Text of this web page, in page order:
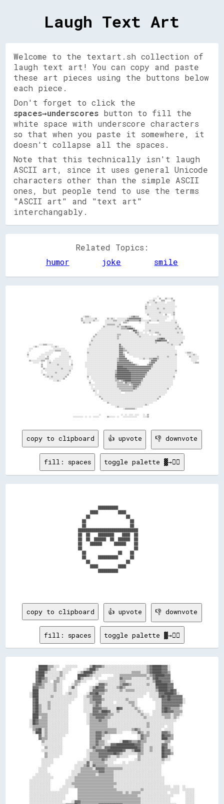
Laugh Text Art
Welcome to the textart.sh collection of
laugh text art! You can copy and paste
these art pieces using the buttons below
each piece.
Don't forget to click the
spaces→underscores button to fill the
white space with underscore characters
so that when you paste it somewhere, it
doesn't collapse all the spaces.
Note that this technically isn't laugh
ASCII art, since it uses general Unicode
characters other than the simple ASCII
ones, but people tend to use the terms
"ASCII art" and "text art"
interchangably.
Related Topics:
humor
joke smile
copy to clipboard 👍 upvote 👎 downvote
fill: spaces toggle palette ▓→✊🏽
                              ██████████
                          ████          ████
                        ██                  ██
                      ██                      ██
                      ██                      ██
                    ██████████████████████████████
                    ██  ██    ████████    ████  ██
                    ██  ██  ██████  ██  ██████  ██
                    ██    ██████      ██████    ██
                    ██                          ██
                      ██                ██    ██
                      ██      ██████████      ██
                        ██                  ██
                          ████          ████
                              ██████████
copy to clipboard 👍 upvote 👎 downvote
fill: spaces toggle palette ▓→✊🏽
      ██████▒▒▒▒░░░░    ░░░░░░░░        ▒▒██▓▓▓▓▒▒░░░░░░░░░░░░░░░░░░░░░░░░░░░░▒▒▓▓██████▓▓▓▓░░
    ░░██████▒▒░░░░    ░░░░░░        ░░▒▒████▒▒░░░░░░░░░░░░░░░░░░░░░░░░░░░░░░░░▒▒▓▓██████▓▓▓▓░░
    ▓▓████▒▒░░░░░░░░▒▒░░░░      ░░▒▒██████▒▒░░░░░░░░░░░░░░░░░░░░░░░░▒▒▒▒▒▒░░░░▒▒▓▓██████▓▓▓▓▒▒
    ▓▓████░░░░░░░░░░▒▒░░        ██████▓▓▒▒░░░░░░        ░░░░▒▒▒▒▒▒▒▒▒▒▒▒▒▒▒▒▒▒░░▒▒▓▓██████▓▓▓▓
    ▓▓██▓▓▒▒░░░░░░▒▒░░░░        ██▒▒░░░░░░  ░░      ░░░░░░░░▓▓▒▒▒▒▒▒░░░░░░░░░░▒▒░░▓▓██▓▓▓▓▓▓▓▓
    ▓▓██▒▒▒▒░░  ▒▒▒▒░░        ▒▒▒▒░░░░        ░░░░░░░░░░░░░░▒▒▒▒░░░░░░░░░░░░░░░░░░▒▒████▓▓▓▓▓▓░░
  ▒▒▓▓▓▓▒▒░░░░░░▒▒░░░░      ░░▒▒░░          ░░▓▓▓▓▒▒░░░░░░░░▒▒▓▓▓▓▒▒░░░░░░░░░░▒▒░░░░████████▓▓▓▓
  ▓▓▓▓▒▒▒▒░░░░░░▒▒░░░░    ░░▓▓░░        ░░▒▒██▓▓▓▓░░░░░░░░▒▒▓▓▒▒░░░░░░░░░░░░░░░░░░░░▓▓██████▓▓▓▓
  ████░░░░░░░░░░▒▒░░░░    ░░░░░░        ░░▓▓▓▓▓▓▓▓▒▒░░░░░░░░▒▒░░▒▒▒▒▒▒░░░░░░░░░░░░░░▒▒██████▓▓██▓▓
░░████░░░░░░░░░░░░░░░░  ░░▒▒░░░░      ░░▓▓▓▓██▒▒▒▒░░░░░░░░░░░░░░░░░░░░░░░░░░░░  ░░░░░░▓▓▓▓██████▓▓░░
░░████░░░░░░░░▒▒░░░░░░░░░░░░░░░░    ░░▒▒▒▒▓▓▓▓▓▓░░░░░░░░░░░░░░░░░░░░░░░░░░░░    ░░░░░░▓▓██▓▓██▓▓▓▓▓▓▓▓
  ▓▓██░░░░░░░░░░░░░░░░░░░░░░░░      ░░░░▒▒▓▓▓▓▓▓▒▒░░░░░░░░░░░░░░▒▒░░░░░░          ░░░░░░▓▓▓▓██▓▓▓▓▓▓▓▓░░
  ▓▓██░░░░░░▒▒░░░░░░░░░░░░░░        ░░░░▒▒▒▒▓▓▓▓░░░░░░░░  ░░░░░░░░▒▒▒▒░░            ░░░░▓▓▓▓▓▓▓▓▓▓▓▓▓▓░░
  ▓▓██▒▒░░░░▒▒░░░░░░░░░░░░          ░░░░░░▒▒▓▓▒▒░░░░░░░░░░░░░░░░░░░░▒▒░░            ░░░░▓▓▓▓▓▓▓▓▓▓▓▓▒▒
  ▓▓██▒▒░░░░▒▒░░░░░░░░░░░░          ░░░░░░▓▓▓▓▓▓▒▒▒▒░░░░░░██▓▓░░░░░░░░▒▒░░          ░░░░▓▓██▓▓▒▒▒▒▒▒░░
  ▓▓██▒▒░░░░░░░░░░░░░░░░░░          ░░░░░░▓▓▓▓▒▒████▓▓░░░░▒▒░░░░░░░░░░░░▒▒░░      ░░░░░░▓▓██▓▓▓▓▒▒▒▒▒▒
  ████▒▒▒▒▒▒░░░░░░░░░░░░░░            ░░▒▒▓▓▓▓▓▓▓▓▓▓▒▒▒▒░░░░░░░░░░░░░░░░░░▒▒░░░░  ░░░░░░▒▒▒▒▒▒░░▒▒▒▒░░
  ████░░▒▒▒▒░░░░░░░░░░░░░░            ░░▒▒▒▒▓▓▓▓▓▓▒▒▒▒░░░░░░░░░░░░░░░░░░░░░░▒▒░░░░░░░░░░░░▒▒▒▒░░▒▒░░
░░██▓▓▒▒▒▒▒▒░░░░░░░░░░░░░░            ░░▒▒▒▒▒▒▓▓▒▒▒▒░░░░░░░░░░░░░░░░░░░░░░░░░░░░░░░░░░░░░░░░░░░░░░
░░██▓▓▒▒▒▒▒▒░░░░░░░░░░░░░░            ░░▒▒▒▒▒▒▒▒▒▒▒▒░░░░░░░░░░░░░░░░░░░░░░░░░░▒▒░░░░░░░░░░░░░░░░
░░▒▒▒▒▒▒▒▒▒▒░░░░░░░░░░░░░░              ▒▒▒▒▒▒▒▒▒▒▒▒░░░░░░░░░░░░░░░░░░░░░░░░░░▒▒░░░░░░░░░░  ░░░░
  ▒▒▓▓██░░▒▒░░░░░░░░░░░░░░              ▒▒▒▒▒▒▒▒▒▒▒▒▒▒▒▒▒▒░░░░░░░░░░▒▒▓▓▒▒░░░░░░░░░░░░░░  ░░░░░░
  ░░████░░▒▒░░░░░░░░░░░░░░              ▒▒▒▒▓▓▓▓▒▒▓▓▒▒▒▒▒▒░░░░      ░░░░▓▓▒▒░░▒▒░░░░░░░░▓▓▓▓▒▒░░
      ▓▓░░▒▒░░░░░░░░░░░░                ▒▒▒▒▓▓▓▓▒▒░░░░                  ░░▓▓▒▒▒▒░░░░░░░░██▓▓▓▓▒▒
      ▓▓▒▒▒▒░░░░░░░░░░                  ▒▒▒▒▓▓▓▓░░░░░░                  ░░▓▓▒▒░░░░░░░░░░████▒▒▒▒
        ▒▒░░░░░░░░░░░░                  ▒▒▒▒▓▓▒▒▒▒░░        ░░████▓▓▒▒▒▒▓▓▒▒▒▒░░░░░░░░░░░░▒▒▒▒
        ░░░░░░░░░░░░░░                  ▒▒▒▒▓▓▒▒▒▒░░░░▓▓▓▓████████████▓▓▓▓▒▒░░░░░░░░░░░░▓▓▓▓░░
          ▒▒░░░░░░░░░░                  ▒▒▓▓▒▒▒▒░░▓▓▓▓██████████████████▓▓▒▒░░░░▒▒░░░░░░██▓▓░░░░
        ░░░░░░░░░░░░░░                ░░░░▒▒▓▓▓▓▓▓▓▓██████████▓▓░░░░▒▒████▒▒░░░░▒▒░░░░░░██▓▓▓▓░░
          ▒▒░░░░░░░░░░                ░░▒▒▒▒▒▒▓▓▓▓▓▓▓▓▓▓██▓▓▒▒░░░░░░░░░░▒▒▒▒░░░░░░░░░░░░██▓▓▓▓▒▒
          ▒▒░░░░░░░░                  ░░▒▒▒▒▒▒▓▓▓▓▓▓▒▒░░░░▒▒░░░░░░      ▒▒░░░░░░░░░░░░░░██▓▓░░
        ░░░░░░░░                    ░░░░▒▒▒▒▒▒▒▒▓▓▒▒░░░░░░            ░░▒▒░░░░░░░░░░░░░░▒▒░░░░
        ░░░░░░░░                ░░░░░░▓▓░░▒▒▒▒▒▒▒▒░░░░░░      ░░  ░░░░░░░░░░░░░░░░░░░░░░░░
        ░░░░░░                ░░░░░░▒▒▓▓░░▓▓▒▒▒▒▒▒▒▒░░░░░░░░░░░░░░░░░░░░░░░░░░░░░░░░░░░░
      ░░░░░░                  ░░░░▒▒▒▒▒▒▒▒░░▓▓▓▓▓▓▒▒▒▒▒▒▒▒▒▒▒▒░░░░░░░░░░░░░░░░░░░░░░░░░░
      ░░░░░░                ░░░░░░▒▒▒▒▒▒▒▒▒▒▒▒▓▓▓▓▒▒▒▒▒▒░░░░░░░░░░░░░░░░░░░░░░░░░░░░░░░░
    ░░░░░░░░░░              ░░░░▒▒▒▒▒▒▒▒▒▒▒▒░░▒▒▒▒▒▒▒▒▒▒░░░░░░░░░░░░░░░░░░░░░░░░░░░░░░░░
  ░░░░░░░░░░░░░░          ░░░░▒▒▒▒▒▒▒▒▒▒▒▒▒▒▒▒▒▒▒▒▒▒▒▒▒▒░░░░░░░░░░░░░░░░░░░░░░░░░░░░░░░░░░
░░░░░░░░░░░░░░          ░░░░░░▒▒▒▒▒▒▒▒▒▒▒▒▒▒▒▒▒▒▒▒▒▒▒▒▒▒░░░░░░░░░░░░░░░░░░░░░░░░░░░░░░░░░░
░░░░░░░░░░░░░░          ░░░░▒▒▒▒▒▒▒▒▒▒▒▒▒▒▒▒▒▒▒▒▒▒▒▒▒▒▒▒▒▒░░░░░░░░░░░░░░░░░░░░░░░░░░░░░░░░
░░░░░░░░░░░░░░        ░░░░░░░░▒▒▒▒▒▒▒▒▒▒▒▒▒▒▒▒▒▒▒▒▒▒▒▒▒▒░░░░░░░░░░░░░░░░░░░░░░░░░░░░░░░░░░░░░░  ░░░░  ░░
░░░░░░░░░░░░░░      ░░░░░░      ▒▒▒▒▒▒▒▒▒▒▒▒▒▒▒▒▒▒▒▒▒▒▒▒▒▒░░░░░░░░░░░░░░░░▒▒░░░░░░░░░░░░░░░░░░░░░░░░  ░░░░░░░░
░░░░░░░░░░░░░░░░░░░░░░░░░░      ▒▒▒▒▒▒▒▒▒▒▒▒▒▒▒▒▒▒▒▒▒▒▒▒▒▒▒▒▒▒░░▒▒░░▒▒▒▒▒▒░░░░░░░░░░░░░░░░░░  ░░░░░░    ░░░░░░
░░░░░░░░░░░░░░░░░░░░░░░░        ▒▒▒▒▒▒▒▒▒▒▒▒▒▒▒▒▒▒▒▒▒▒▒▒▒▒▒▒▒▒▒▒▒▒▒▒▒▒▒▒░░░░░░░░░░░░░░░░░░░░░░░░        ░░░░░░
░░░░░░░░░░░░░░░░░░░░░░░░        ▒▒▒▒▒▒▒▒▒▒▒▒▒▒▒▒▒▒▒▒▒▒▒▒▒▒▒▒▒▒▒▒▒▒▒▒▒▒▒▒▒▒░░░░░░░░░░░░░░░░░░░░          ░░░░░░
░░░░░░░░░░░░░░░░░░░░░░      ░░▓▓▓▓▒▒▒▒▒▒▒▒▒▒▒▒▒▒▒▒▒▒▒▒▒▒▒▒▒▒▒▒▒▒▒▒▒▒▒▒▒▒▒▒░░░░░░░░░░░░░░░░░░░░          ░░░░░░